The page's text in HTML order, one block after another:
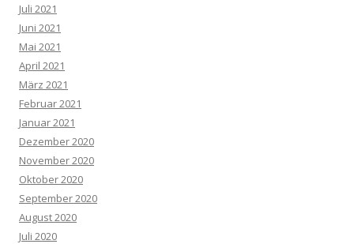
Juli 2021
Juni 2021
Mai 2021
April 2021
März 2021
Februar 2021
Januar 2021
Dezember 2020
November 2020
Oktober 2020
September 2020
August 2020
Juli 2020